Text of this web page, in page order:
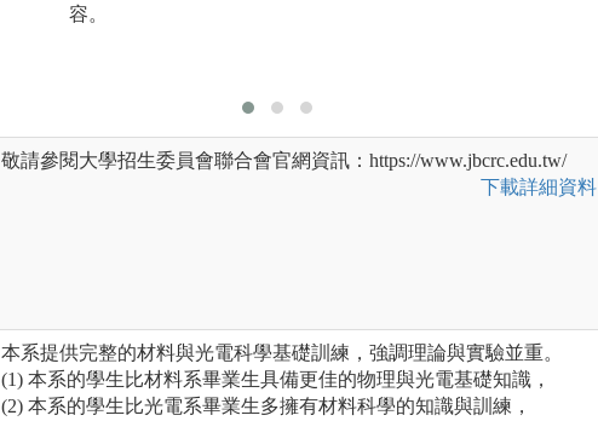
容。
敬請參閱大學招生委員會聯合會官網資訊：https://www.jbcrc.edu.tw/
下載詳細資料
本系提供完整的材料與光電科學基礎訓練，強調理論與實驗並重。
(1) 本系的學生比材料系畢業生具備更佳的物理與光電基礎知識，
(2) 本系的學生比光電系畢業生多擁有材料科學的知識與訓練，